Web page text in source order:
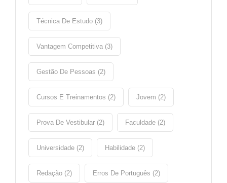
Técnica De Estudo (3)
Vantagem Competitiva (3)
Gestão De Pessoas (2)
Cursos E Treinamentos (2) Jovem (2)
Prova De Vestibular (2) Faculdade (2)
Universidade (2) Habilidade (2)
Redação (2) Erros De Português (2)